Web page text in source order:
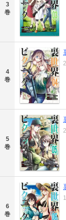
3
巻
4
巻
5
巻
6
巻